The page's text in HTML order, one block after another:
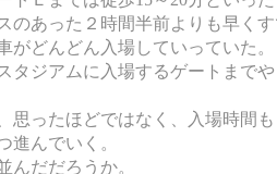
のあった２時間半前よりも早く
がどんどん入場していっていた。
タジアムに入場するゲートまで
思ったほどではなく、入場時間
進んでいく。
んだだろうか。